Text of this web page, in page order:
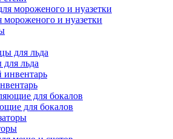
и нуазетки
льда
для бокалов